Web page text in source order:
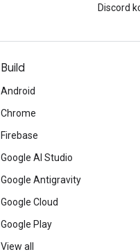
Discord
Build
Android
Chrome
Firebase
Google AI Studio
Google Antigravity
Google Cloud
Google Play
View all